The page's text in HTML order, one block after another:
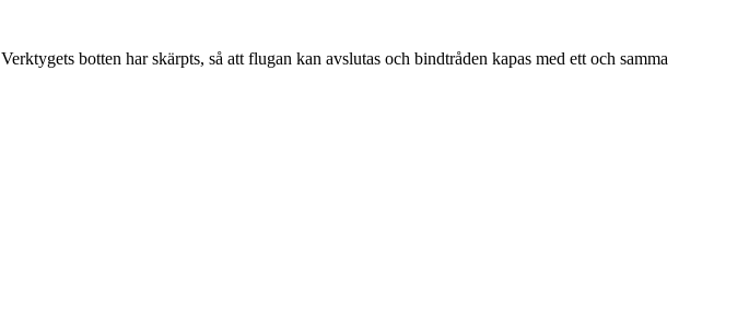
Verktygets botten har skärpts, så att flugan kan avslutas och bindtråden kapas med ett och samma